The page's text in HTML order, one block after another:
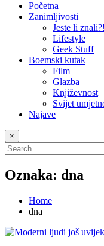
Početna
Zanimljivosti
Jeste li znali?!
Lifestyle
Geek Stuff
Boemski kutak
Film
Glazba
Književnost
Svijet
Najave
×
Oznaka: dna
Home
dna